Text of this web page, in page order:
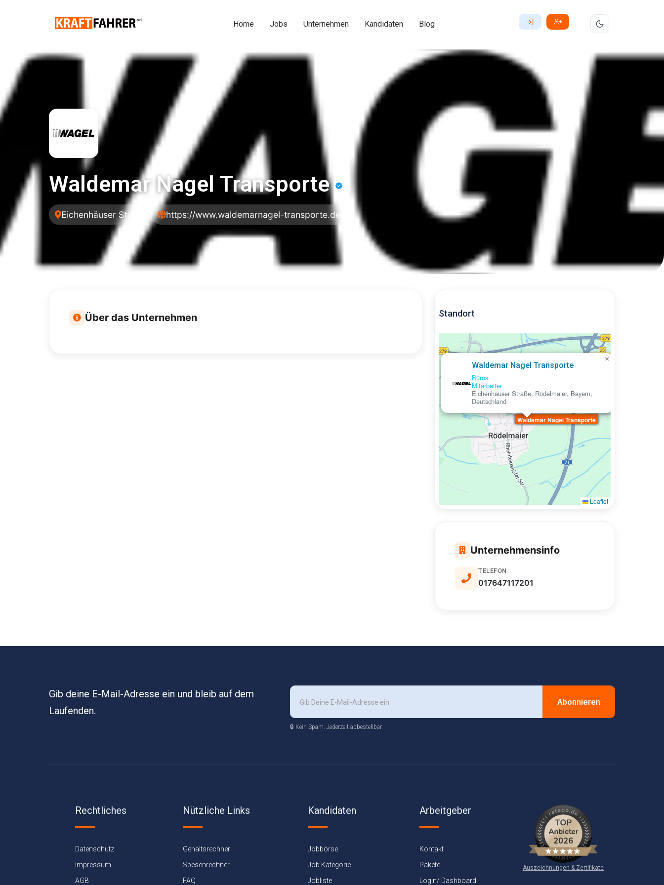
Home Jobs Unternehmen Kandidaten Blog
Waldemar Nagel Transporte
Eichenhäuser Straße https://www.waldemarnagel-transporte.de/
Über das Unternehmen Standort
Waldemar Nagel Transporte
Waldemar Nagel Transporte
Büros
Mitarbeiter
Eichenhäuser Straße, Rödelmaier, Bayern,
Deutschland
×
Leaflet
Unternehmensinfo
TELEFON
017647117201
Gib deine E-Mail-Adresse ein und bleib auf dem
Laufenden.
Abonnieren
🔒 Kein Spam. Jederzeit abbestellbar.
Rechtliches
Datenschutz
Impressum
AGB
Nützliche Links
Gehaltsrechner
Spesenrechner
FAQ
Kandidaten
Jobbörse
Job Kategorie
Jobliste
Arbeitgeber
Kontakt
Pakete
Login/ Dashboard
Auszeichnungen & Zertifikate